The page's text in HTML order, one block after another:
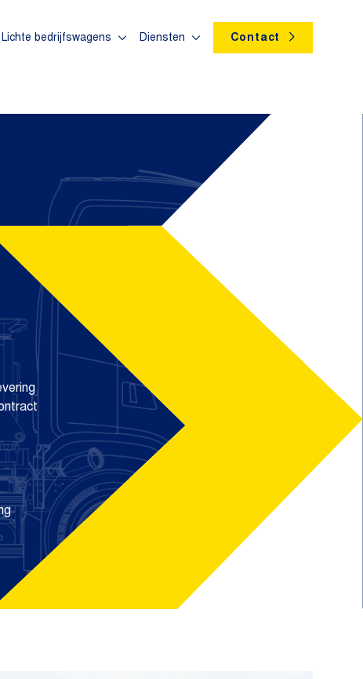
Lichte bedrijfswagens Diensten Contact